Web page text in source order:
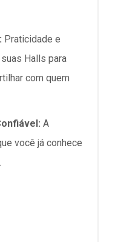
Praticidade e
Halls para
com quem
A
você já conhece